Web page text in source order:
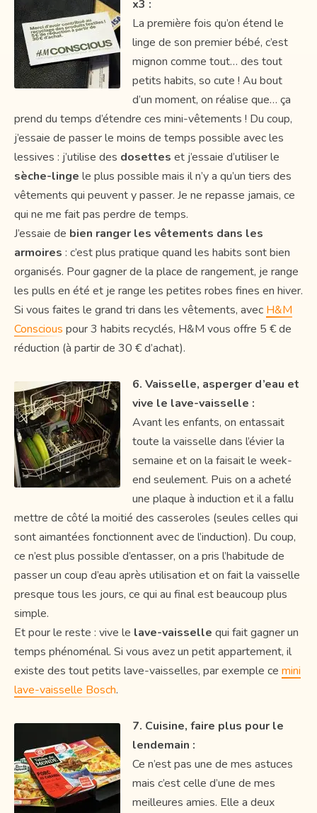
x3 :
La première fois qu’on étend le
linge de son premier bébé, c’est
mignon comme tout… des tout
petits habits, so cute ! Au bout
d’un moment, on réalise que… ça
prend du temps d’étendre ces mini-vêtements ! Du coup,
j’essaie de passer le moins de temps possible avec les
lessives : j’utilise des dosettes et j’essaie d’utiliser le
sèche-linge le plus possible mais il n’y a qu’un tiers des
vêtements qui peuvent y passer. Je ne repasse jamais, ce
qui ne me fait pas perdre de temps.
J’essaie de bien ranger les vêtements dans les
armoires : c’est plus pratique quand les habits sont bien
organisés. Pour gagner de la place de rangement, je range
les pulls en été et je range les petites robes fines en hiver.
Si vous faites le grand tri dans les vêtements, avec H&M
Conscious pour 3 habits recyclés, H&M vous offre 5 € de
réduction (à partir de 30 € d’achat).
6. Vaisselle, asperger d’eau et
vive le lave-vaisselle :
Avant les enfants, on entassait
toute la vaisselle dans l’évier la
semaine et on la faisait le week-
end seulement. Puis on a acheté
une plaque à induction et il a fallu
mettre de côté la moitié des casseroles (seules celles qui
sont aimantées fonctionnent avec de l’induction). Du coup,
ce n’est plus possible d’entasser, on a pris l’habitude de
passer un coup d’eau après utilisation et on fait la vaisselle
presque tous les jours, ce qui au final est beaucoup plus
simple.
Et pour le reste : vive le lave-vaisselle qui fait gagner un
temps phénoménal. Si vous avez un petit appartement, il
existe des tout petits lave-vaisselles, par exemple ce mini
lave-vaisselle Bosch.
7. Cuisine, faire plus pour le
lendemain :
Ce n’est pas une de mes astuces
mais c’est celle d’une de mes
meilleures amies. Elle a deux